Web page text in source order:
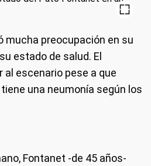
mucha preocupación en su
estado de salud. El
escenario pese a que
una neumonía según los
Fontanet -de 45 años-